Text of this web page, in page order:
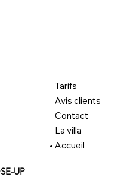
UP
Tarifs
Avis clients
Contact
La villa
Accueil